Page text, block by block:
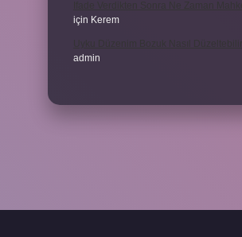
için Kerem
admin